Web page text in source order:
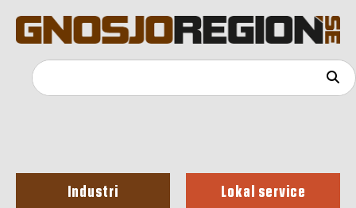
Industri Lokal service